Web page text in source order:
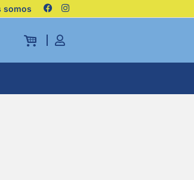
somos